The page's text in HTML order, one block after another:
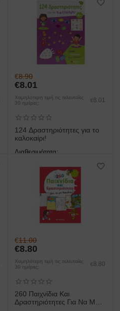
€8.90
€8.01
Χαμηλότερη τιμή τις τελευταίες
30 ημέρες:
€ 8.01
124 Δραστηριότητες για το
καλοκαίρι!
Διαθεσιμότητα:
έως 3 ημέρες
€11.00
€8.80
Χαμηλότερη τιμή τις τελευταίες
30 ημέρες:
€ 8.80
260 Παιχνίδια Και
Δραστηριότητες Για Να Μη